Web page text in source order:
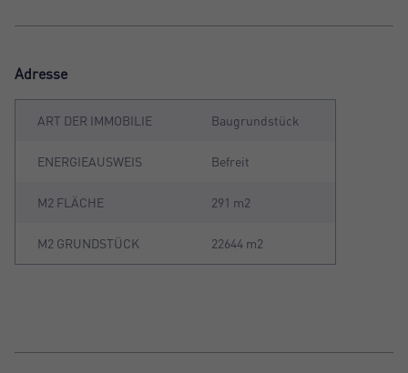
Adresse
ART DER IMMOBILIE Baugrundstück
ENERGIEAUSWEIS Befreit
M2 FLÄCHE 291 m2
M2 GRUNDSTÜCK 22644 m2